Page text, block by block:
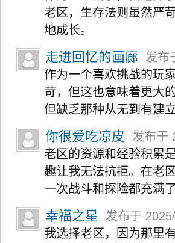
老区，生存法则虽然严
地成长。
走进回忆的画廊
发布
作为一个喜欢挑战的玩
苛，但这也意味着更大
但缺乏那种从无到有建
你很爱吃凉皮
发布于
老区的资源和经验积累
趣让我无法抗拒。在老
一次战斗和探险都充满
幸福之星 发布于
我选择老区，因为那里